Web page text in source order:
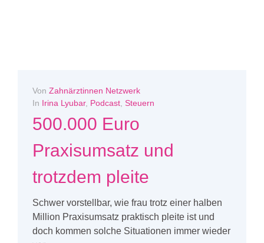
Von Zahnärztinnen Netzwerk
In Irina Lyubar, Podcast, Steuern
500.000 Euro
Praxisumsatz und
trotzdem pleite
Schwer vorstellbar, wie frau trotz einer halben
Million Praxisumsatz praktisch pleite ist und
doch kommen solche Situationen immer wieder